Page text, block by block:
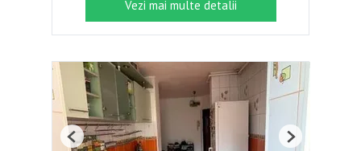
Vezi mai multe detalii
Previous Next